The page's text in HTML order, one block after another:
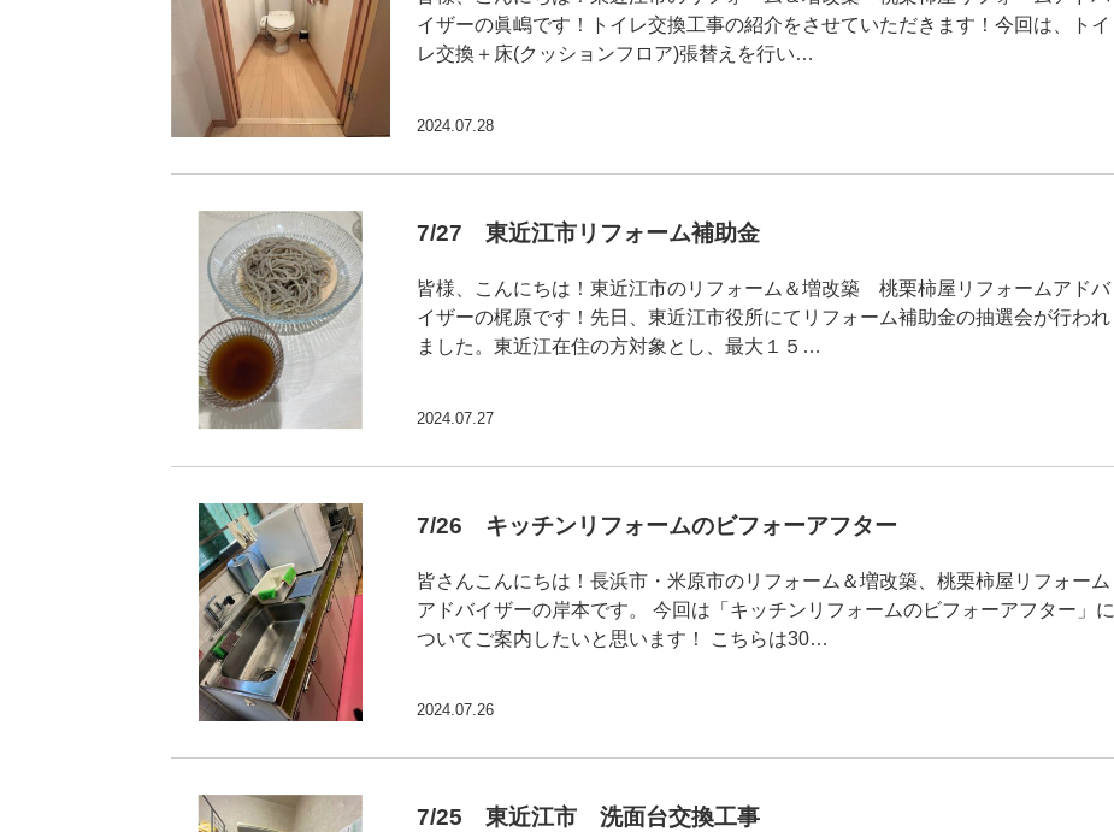
イザーの眞嶋です！トイレ交換工事の紹介をさせていただきます！今回は、トイ
レ交換＋床(クッションフロア)張替えを行い…
2024.07.28
7/27 東近江市リフォーム補助金
皆様、こんにちは！東近江市のリフォーム＆増改築 桃栗柿屋リフォームアドバ
イザーの梶原です！先日、東近江市役所にてリフォーム補助金の抽選会が行われ
ました。東近江在住の方対象とし、最大１５…
2024.07.27
7/26 キッチンリフォームのビフォーアフター
皆さんこんにちは！長浜市・米原市のリフォーム＆増改築、桃栗柿屋リフォーム
アドバイザーの岸本です。 今回は「キッチンリフォームのビフォーアフター」に
ついてご案内したいと思います！ こちらは30…
2024.07.26
7/25 東近江市 洗面台交換工事